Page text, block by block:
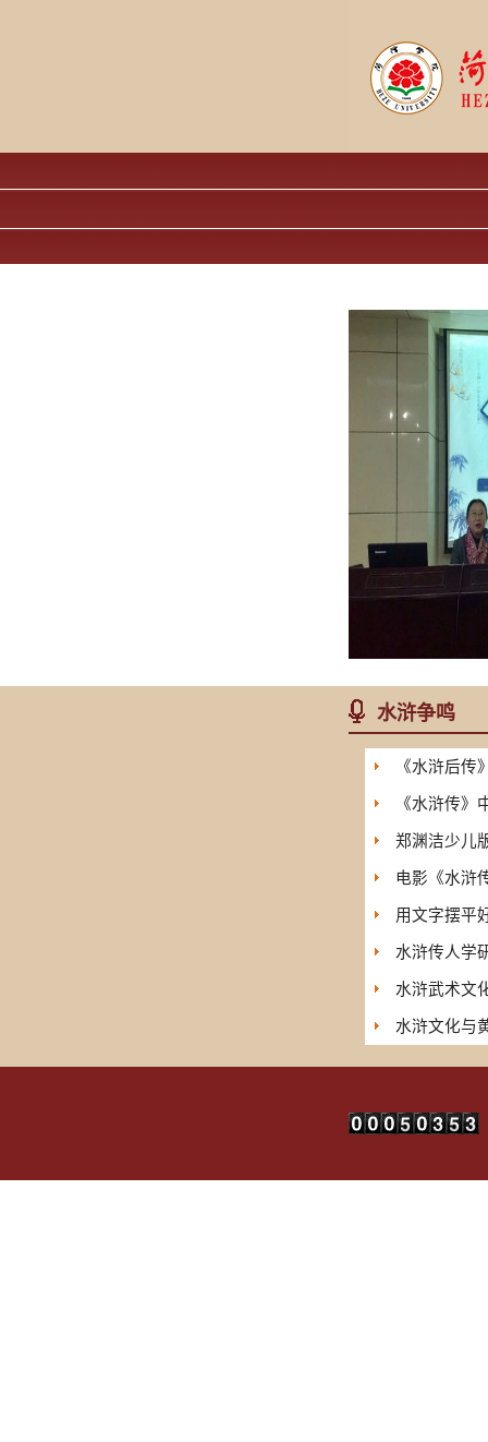
水浒争鸣
《水浒后传
《水浒传》
郑渊洁少儿
电影《水浒
用文字摆平
水浒传人学
水浒武术文
水浒文化与